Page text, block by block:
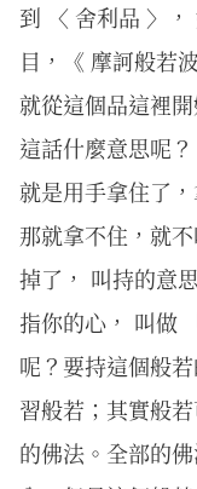
到 〈 舍利品 〉
目，《 摩訶般若
就從這個品這裡
這話什麼意思呢
就是用手拿住了
那就拿不住，就
掉了， 叫持的意
指你的心， 叫做
呢？要持這個般
習般若；其實般
的佛法。全部的